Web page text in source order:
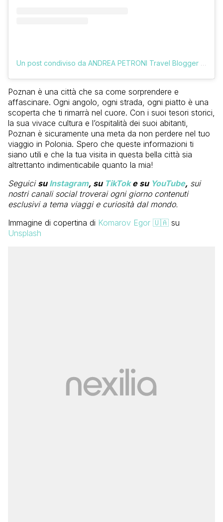
Un post condiviso da ANDREA PETRONI Travel Blogger (@vologratis)
Poznan è una città che sa come sorprendere e
affascinare. Ogni angolo, ogni strada, ogni piatto è una
scoperta che ti rimarrà nel cuore. Con i suoi tesori storici,
la sua vivace cultura e l’ospitalità dei suoi abitanti,
Poznan è sicuramente una meta da non perdere nel tuo
viaggio in Polonia. Spero che queste informazioni ti
siano utili e che la tua visita in questa bella città sia
altrettanto indimenticabile quanto la mia!
Seguici su Instagram, su TikToke su YouTube, sui
nostri canali social troverai ogni giorno contenuti
esclusivi a tema viaggi e curiosità dal mondo.
Immagine di copertina di Komarov Egor 🇺🇦 su
Unsplash